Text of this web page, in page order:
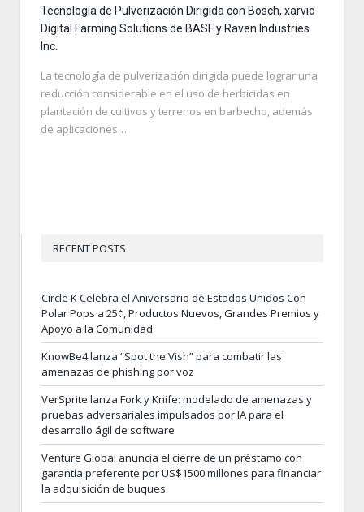
Tecnología de Pulverización Dirigida con Bosch, xarvio
Digital Farming Solutions de BASF y Raven Industries
Inc.
La tecnología de pulverización dirigida puede lograr una
reducción considerable en el uso de herbicidas en
plantación de cultivos y terrenos en barbecho, además
de aplicaciones…
RECENT POSTS
Circle K Celebra el Aniversario de Estados Unidos Con
Polar Pops a 25¢, Productos Nuevos, Grandes Premios y
Apoyo a la Comunidad
KnowBe4 lanza “Spot the Vish” para combatir las
amenazas de phishing por voz
VerSprite lanza Fork y Knife: modelado de amenazas y
pruebas adversariales impulsados por IA para el
desarrollo ágil de software
Venture Global anuncia el cierre de un préstamo con
garantía preferente por US$1500 millones para financiar
la adquisición de buques